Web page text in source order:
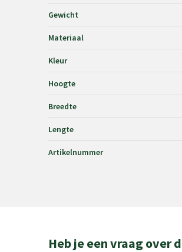
Gewicht
Materiaal
Kleur
Hoogte
Breedte
Lengte
Artikelnummer
Heb je een vraag over